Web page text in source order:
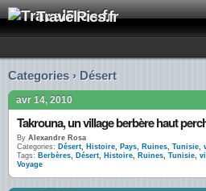
TravelPics.fr
Categories › Désert
avr 14, 2010
Takrouna, un village berbère haut
By Alexandre Rosa
Categories: Désert, Histoire, Pays, Ruines, Tunisie,
Tags: Berbères, Désert, Histoire, Ruines, Tunisie,
Voyage